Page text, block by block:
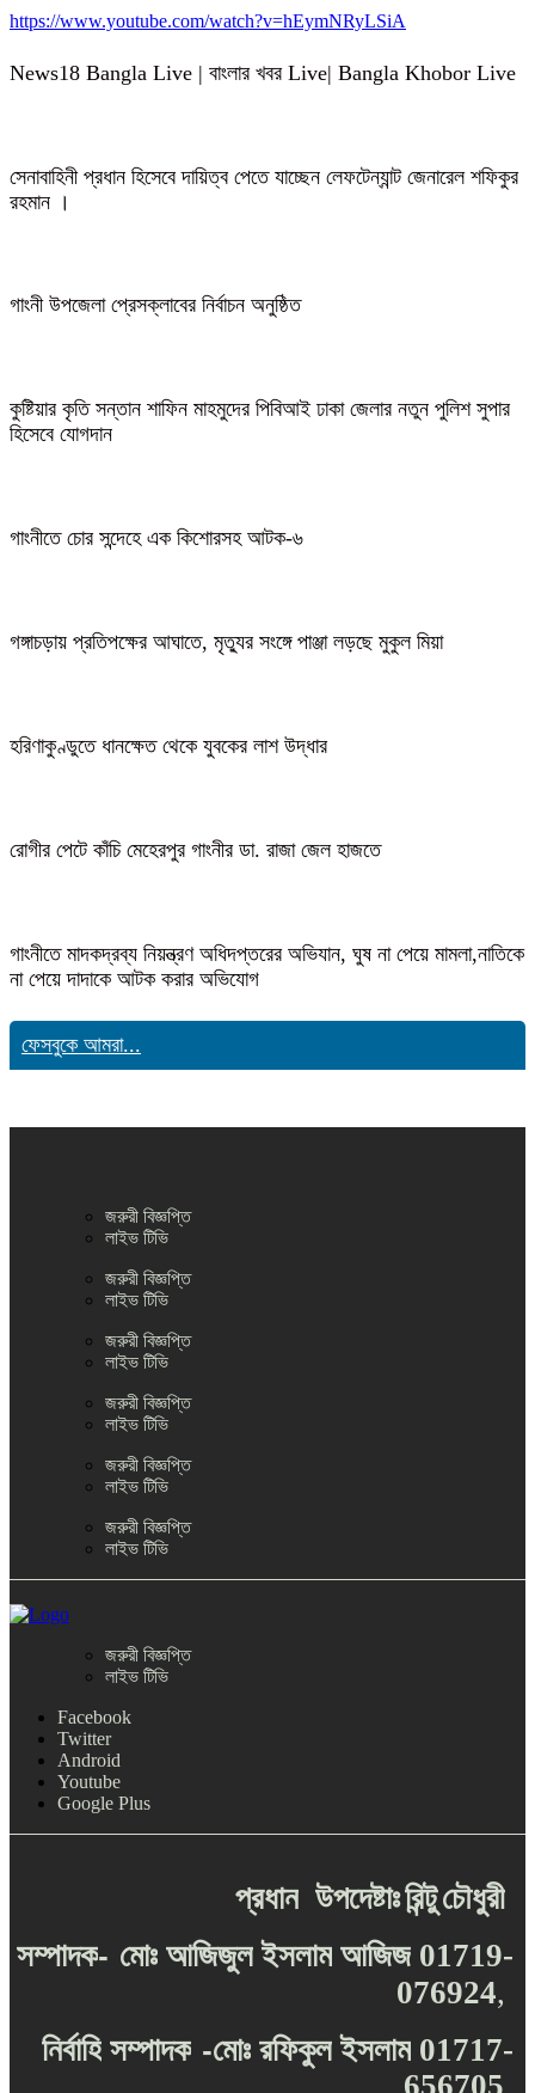
https://www.youtube.com/watch?v=hEymNRyLSiA
News18 Bangla Live | বাংলার খবর Live| Bangla Khobor Live
সেনাবাহিনী প্রধান হিসেবে দায়িত্ব পেতে যাচ্ছেন লেফটেন্যান্ট জেনারেল শফিকুর
রহমান ।
গাংনী উপজেলা প্রেসক্লাবের নির্বাচন অনুষ্ঠিত
কুষ্টিয়ার কৃতি সন্তান শাফিন মাহমুদের পিবিআই ঢাকা জেলার নতুন পুলিশ সুপার
হিসেবে যোগদান
গাংনীতে চোর সন্দেহে এক কিশোরসহ আটক-৬
গঙ্গাচড়ায় প্রতিপক্ষের আঘাতে, মৃত্যুর সংঙ্গে পাঞ্জা লড়ছে মুকুল মিয়া
হরিণাকুণ্ডুতে ধানক্ষেত থেকে যুবকের লাশ উদ্ধার
রোগীর পেটে কাঁচি মেহেরপুর গাংনীর ডা. রাজা জেল হাজতে
গাংনীতে মাদকদ্রব্য নিয়ন্ত্রণ অধিদপ্তরের অভিযান, ঘুষ না পেয়ে মামলা,নাতিকে
না পেয়ে দাদাকে আটক করার অভিযোগ
ফেসবুকে আমরা...
জরুরী বিজ্ঞপ্তি
লাইভ টিভি
জরুরী বিজ্ঞপ্তি
লাইভ টিভি
জরুরী বিজ্ঞপ্তি
লাইভ টিভি
জরুরী বিজ্ঞপ্তি
লাইভ টিভি
জরুরী বিজ্ঞপ্তি
লাইভ টিভি
জরুরী বিজ্ঞপ্তি
লাইভ টিভি
জরুরী বিজ্ঞপ্তি
লাইভ টিভি
Facebook
Twitter
Android
Youtube
Google Plus
প্রধান উপদেষ্টাঃরিন্টুচৌধুরী
সম্পাদক- মোঃ আজিজুল ইসলাম আজিজ 01719-
076924,
নির্বাহি সম্পাদক -মোঃ রফিকুল ইসলাম 01717-
656705